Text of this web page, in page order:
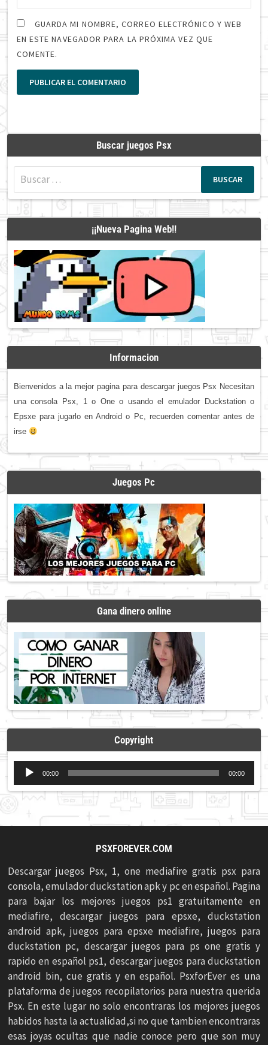
GUARDA MI NOMBRE, CORREO ELECTRÓNICO Y WEB
EN ESTE NAVEGADOR PARA LA PRÓXIMA VEZ QUE
COMENTE.
Buscar juegos Psx
Buscar:
¡¡Nueva Pagina Web!!
Informacion
Bienvenidos a la mejor pagina para descargar juegos Psx Necesitan
una consola Psx, 1 o One o usando el emulador Duckstation o
Epsxe para jugarlo en Android o Pc, recuerden comentar antes de
irse
Juegos Pc
Gana dinero online
Copyright
Reproductor
de
audio
00:00 00:00
PSXFOREVER.COM
Descargar juegos Psx, 1, one mediafire gratis psx para
consola, emulador duckstation apk y pc en español. Pagina
para bajar los mejores juegos ps1 gratuitamente en
mediafire, descargar juegos para epsxe, duckstation
android apk, juegos para epsxe mediafire, juegos para
duckstation pc, descargar juegos para ps one gratis y
rapido en español ps1, descargar juegos para duckstation
android bin, cue gratis y en español. PsxforEver es una
plataforma de juegos recopilatorios para nuestra querida
Psx. En este lugar no solo encontraras los mejores juegos
habidos hasta la actualidad,si no que tambien encontraras
esas joyas ocultas que nadie conoce pero que son muy